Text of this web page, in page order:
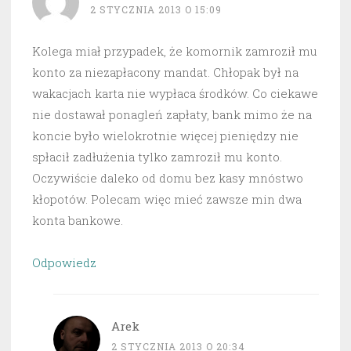
2 STYCZNIA 2013 O 15:09
Kolega miał przypadek, że komornik zamroził mu
konto za niezapłacony mandat. Chłopak był na
wakacjach karta nie wypłaca środków. Co ciekawe
nie dostawał ponagleń zapłaty, bank mimo że na
koncie było wielokrotnie więcej pieniędzy nie
spłacił zadłużenia tylko zamroził mu konto.
Oczywiście daleko od domu bez kasy mnóstwo
kłopotów. Polecam więc mieć zawsze min dwa
konta bankowe.
Odpowiedz
Arek
2 STYCZNIA 2013 O 20:34